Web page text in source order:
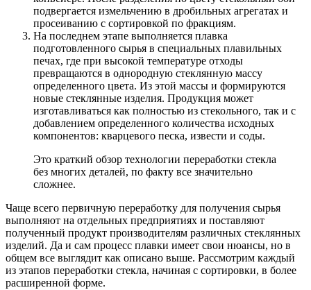
подвергается измельчению в дробильных агрегатах и
просеиванию с сортировкой по фракциям.
На последнем этапе выполняется плавка
подготовленного сырья в специальных плавильных
печах, где при высокой температуре отходы
превращаются в однородную стеклянную массу
определенного цвета. Из этой массы и формируются
новые стеклянные изделия. Продукция может
изготавливаться как полностью из стекольного, так и с
добавлением определенного количества исходных
компонентов: кварцевого песка, извести и соды.
Это краткий обзор технологии переработки стекла
без многих деталей, по факту все значительно
сложнее.
Чаще всего первичную переработку для получения сырья
выполняют на отдельных предприятиях и поставляют
полученный продукт производителям различных стеклянных
изделий. Да и сам процесс плавки имеет свои нюансы, но в
общем все выглядит как описано выше. Рассмотрим каждый
из этапов переработки стекла, начиная с сортировки, в более
расширенной форме.